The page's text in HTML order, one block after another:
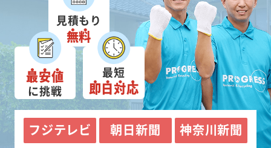
見積もり
無料
最安値
に挑戦
最短
即日対応
フジテレビ 朝日新聞 神奈川新聞